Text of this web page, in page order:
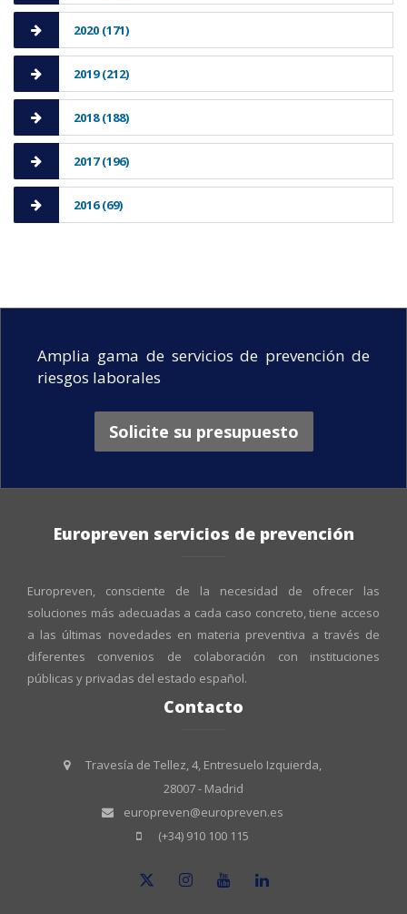
2020 (171)
2019 (212)
2018 (188)
2017 (196)
2016 (69)
Amplia gama de servicios de prevención de
riesgos laborales
Solicite su presupuesto
Europreven servicios de prevención
Europreven, consciente de la necesidad de ofrecer las
soluciones más adecuadas a cada caso concreto, tiene acceso
a las últimas novedades en materia preventiva a través de
diferentes convenios de colaboración con instituciones
públicas y privadas del estado español.
Contacto
Travesía de Tellez, 4, Entresuelo Izquierda,
28007 - Madrid
europreven@europreven.es
(+34) 910 100 115